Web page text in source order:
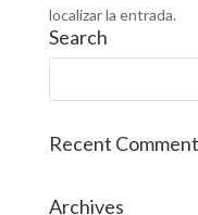
localizar la entrada.
Search
Recent
Archives